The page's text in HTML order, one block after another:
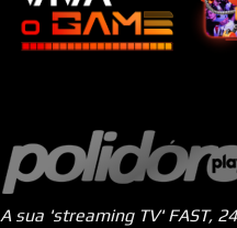
A sua 'streaming TV' FAST,